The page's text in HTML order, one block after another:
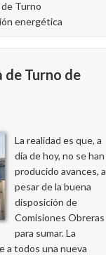
Turno
energética
de Turno de
La realidad es que, a
día de hoy, no se han
producido avances, a
pesar de la buena
disposición de
Comisiones Obreras
para sumar. La
a todos una nueva